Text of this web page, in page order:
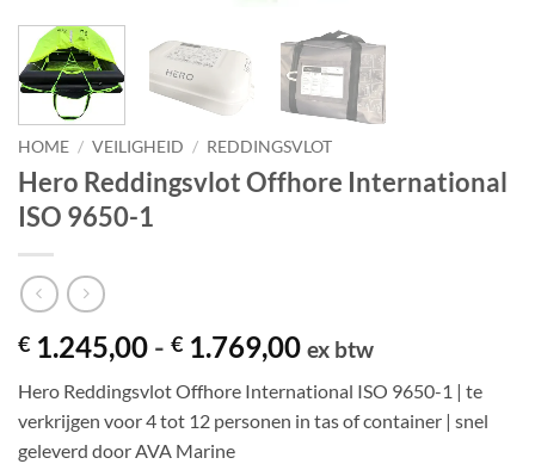
HOME / VEILIGHEID / REDDINGSVLOT
Hero Reddingsvlot Offhore International
ISO 9650-1
€ 1.245,00 - € 1.769,00Prijsklasse:
tot
€ 1.769,00
ex btw
Hero Reddingsvlot Offhore International ISO 9650-1 | te
verkrijgen voor 4 tot 12 personen in tas of container | snel
geleverd door AVA Marine